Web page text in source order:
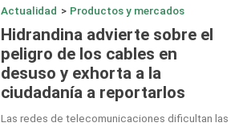
Actualidad > Productos y mercados
Hidrandina advierte sobre el
peligro de los cables en
desuso y exhorta a la
ciudadanía a reportarlos
Las redes de telecomunicaciones dificultan las